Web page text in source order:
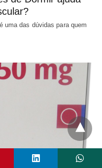
uma das dúvidas para quem